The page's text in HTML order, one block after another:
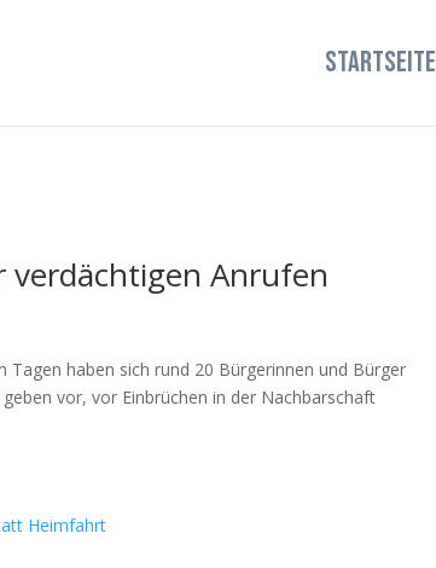
STARTSEITE
verdächtigen Anrufen
haben sich rund 20 Bürgerinnen und Bürger
vor, vor Einbrüchen in der Nachbarschaft